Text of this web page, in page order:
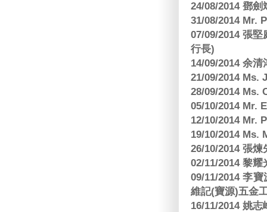
24/08/2014 鄧
31/08/2014 Mr.
07/09/2014 張
行長)
14/09/2014 余
21/09/2014 Ms.
28/09/2014 Ms.
05/10/2014 Mr.
12/10/2014 Mr.
19/10/2014 Ms.
26/10/2014 張
02/11/2014 黎
09/11/2014 李
維記(寶源)五金
16/11/2014 姚